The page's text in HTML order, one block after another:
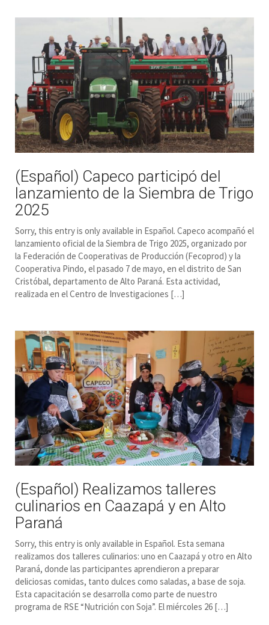
(Español) Capeco participó del
lanzamiento de la Siembra de Trigo
2025
Sorry, this entry is only available in Español. Capeco acompañó el
lanzamiento oficial de la Siembra de Trigo 2025, organizado por
la Federación de Cooperativas de Producción (Fecoprod) y la
Cooperativa Pindo, el pasado 7 de mayo, en el distrito de San
Cristóbal, departamento de Alto Paraná. Esta actividad,
realizada en el Centro de Investigaciones […]
(Español) Realizamos talleres
culinarios en Caazapá y en Alto
Paraná
Sorry, this entry is only available in Español. Esta semana
realizamos dos talleres culinarios: uno en Caazapá y otro en Alto
Paraná, donde las participantes aprendieron a preparar
deliciosas comidas, tanto dulces como saladas, a base de soja.
Esta capacitación se desarrolla como parte de nuestro
programa de RSE “Nutrición con Soja”. El miércoles 26 […]